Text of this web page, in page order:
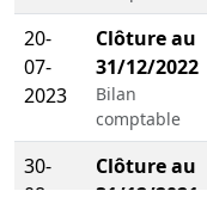
20-
07-
2023
Clôture au
31/12/2022
Bilan
comptable
30-
08-
Clôture au
31/12/2021